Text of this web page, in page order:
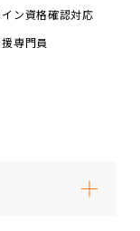
ン資格確認対応
専門員